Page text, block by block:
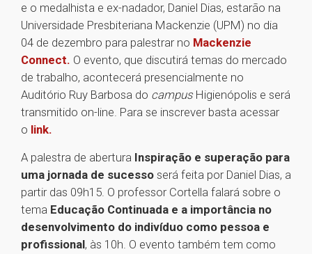
e o medalhista e ex-nadador, Daniel Dias, estarão na
Universidade Presbiteriana Mackenzie (UPM) no dia
04 de dezembro para palestrar no Mackenzie
Connect. O evento, que discutirá temas do mercado
de trabalho, acontecerá presencialmente no
Auditório Ruy Barbosa do campus Higienópolis e será
transmitido on-line. Para se inscrever basta acessar
o link.
A palestra de abertura Inspiração e superação para
uma jornada de sucesso será feita por Daniel Dias, a
partir das 09h15. O professor Cortella falará sobre o
tema Educação Continuada e a importância no
desenvolvimento do indivíduo como pessoa e
profissional, às 10h. O evento também tem como